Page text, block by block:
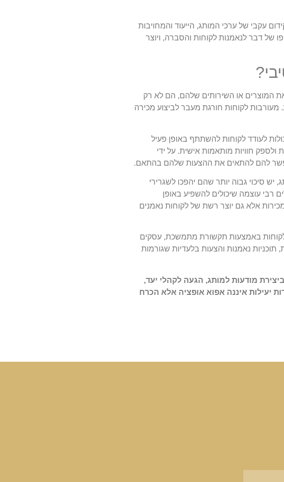
עקבי של ערכי המותג, הייעוד והמחויבות
של דבר לנאמנות לקוחות והסברה, ויוצר
המוצרים או השירותים שלהם, הם לא רק
מעורבות לקוחות חורגת מעבר לביצוע מכירה
לעודד לקוחות להשתתף באופן פעיל
חוויות מותאמות אישית. על ידי
להם להתאים את ההצעות שלהם בהתאם.
סיכוי גבוה יותר שהם יהפכו לשגרירי
רבי עוצמה שיכולים להשפיע באופן
אלא גם יוצר רשת של לקוחות נאמנים
באמצעות תקשורת מתמשכת, עסקים
נאמנות והצעות בלעדיות שגורמות
מודעות למותג, הגעה לקהלי יעד,
יעילות איננה אפוא אופציה אלא הכרח